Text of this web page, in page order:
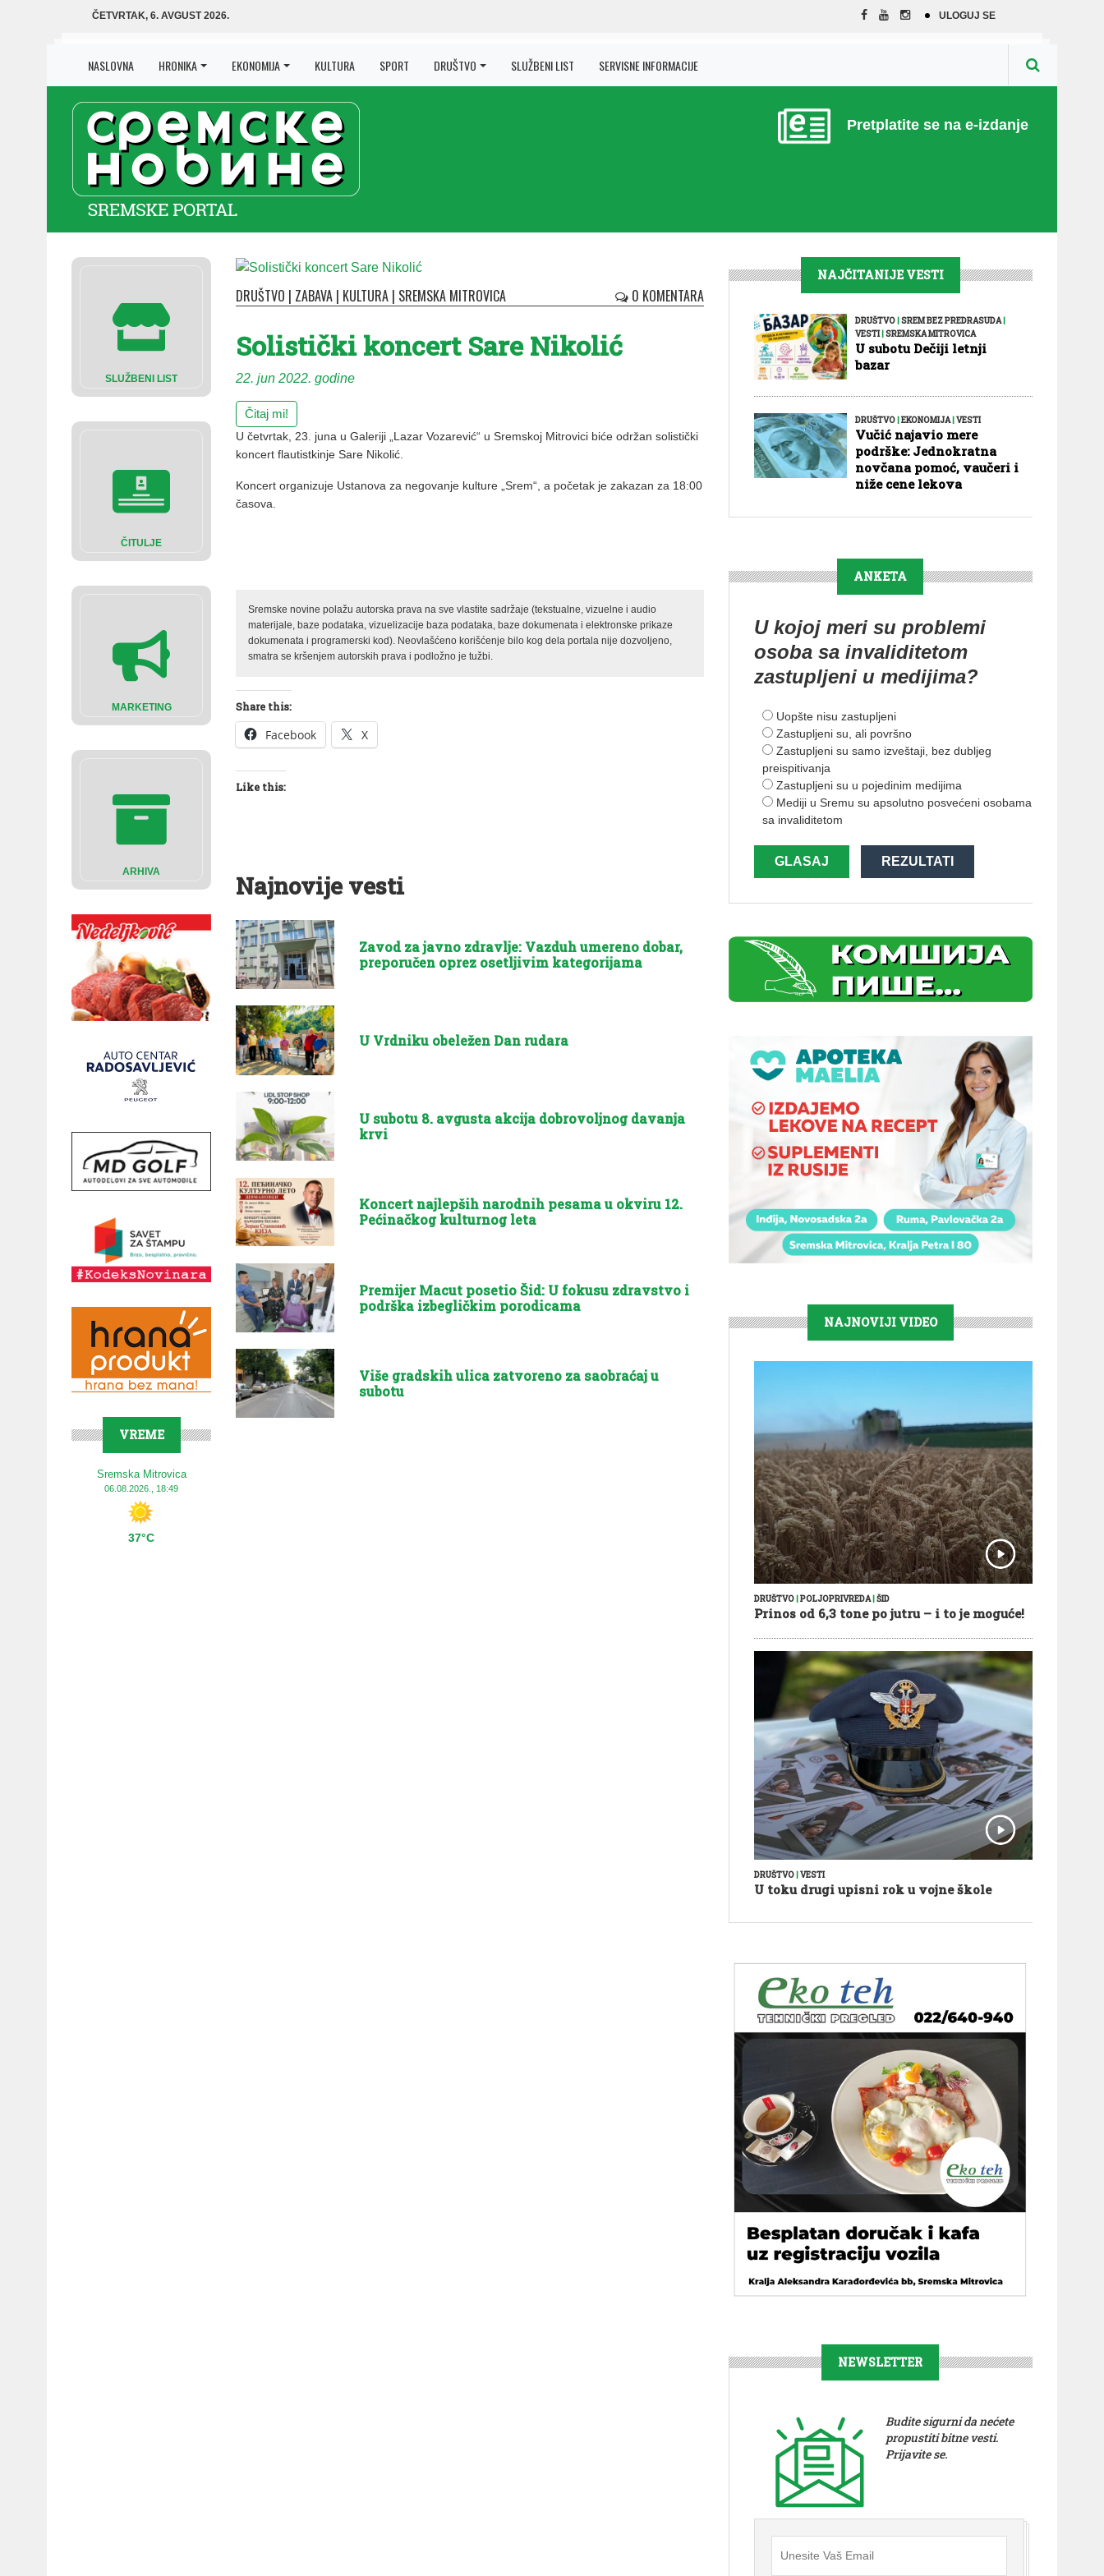
ČETVRTAK, 6. AVGUST 2026. ULOGUJ SE
NASLOVNA HRONIKA EKONOMIJA KULTURA SPORT DRUŠTVO SLUŽBENI LIST SERVISNE INFORMACIJE
Pretplatite se na e-izdanje
SLUŽBENI LIST
ČITULJE
MARKETING
ARHIVA
VREME
Sremska Mitrovica
06.08.2026., 18:49
37°C
DRUŠTVO | ZABAVA | KULTURA | SREMSKA MITROVICA 0 KOMENTARA
Solistički koncert Sare Nikolić
22. jun 2022. godine
Čitaj mi!
U četvrtak, 23. juna u Galeriji „Lazar Vozarević“ u Sremskoj Mitrovici biće održan solistički
koncert flautistkinje Sare Nikolić.
Koncert organizuje Ustanova za negovanje kulture „Srem“, a početak je zakazan za 18:00
časova.
Sremske novine polažu autorska prava na sve vlastite sadržaje (tekstualne, vizuelne i audio
materijale, baze podataka, vizuelizacije baza podataka, baze dokumenata i elektronske prikaze
dokumenata i programerski kod). Neovlašćeno korišćenje bilo kog dela portala nije dozvoljeno,
smatra se kršenjem autorskih prava i podložno je tužbi.
Share this:
Facebook X
Like this:
Najnovije vesti
Zavod za javno zdravlje: Vazduh umereno dobar,
preporučen oprez osetljivim kategorijama
U Vrdniku obeležen Dan rudara
U subotu 8. avgusta akcija dobrovoljnog davanja
krvi
Koncert najlepših narodnih pesama u okviru 12.
Pećinačkog kulturnog leta
Premijer Macut posetio Šid: U fokusu zdravstvo i
podrška izbegličkim porodicama
Više gradskih ulica zatvoreno za saobraćaj u
subotu
NAJČITANIJE VESTI
DRUŠTVO|SREM BEZ PREDRASUDA|
VESTI|SREMSKA MITROVICA
U subotu Dečiji letnji
bazar
DRUŠTVO|EKONOMIJA|VESTI
Vučić najavio mere
podrške: Jednokratna
novčana pomoć, vaučeri i
niže cene lekova
ANKETA
U kojoj meri su problemi
osoba sa invaliditetom
zastupljeni u medijima?
Uopšte nisu zastupljeni
Zastupljeni su, ali površno
Zastupljeni su samo izveštaji, bez dubljeg
preispitivanja
Zastupljeni su u pojedinim medijima
Mediji u Sremu su apsolutno posvećeni osobama
sa invaliditetom
GLASAJ REZULTATI
NAJNOVIJI VIDEO
DRUŠTVO|POLJOPRIVREDA|ŠID
Prinos od 6,3 tone po jutru – i to je moguće!
DRUŠTVO VESTI
U toku drugi upisni rok u vojne škole
NEWSLETTER
Budite sigurni da nećete
propustiti bitne vesti.
Prijavite se.